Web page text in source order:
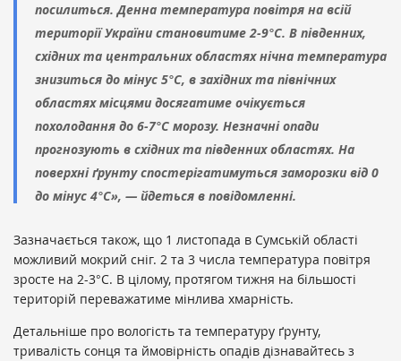
посилиться. Денна температура повітря на всій
території України становитиме 2-9°С. В південних,
східних та центральних областях нічна температура
знизиться до мінус 5°С, в західних та північних
областях місцями досягатиме очікується
похолодання до 6-7°С морозу. Незначні опади
прогнозують в східних та південних областях. На
поверхні ґрунту спостерігатимуться заморозки від 0
до мінус 4°С», — йдеться в повідомленні.
Зазначається також, що 1 листопада в Сумській області
можливий мокрий сніг. 2 та 3 числа температура повітря
зросте на 2-3°С. В цілому, протягом тижня на більшості
територій переважатиме мінлива хмарність.
Детальніше про вологість та температуру ґрунту,
тривалість сонця та ймовірність опадів дізнавайтесь з